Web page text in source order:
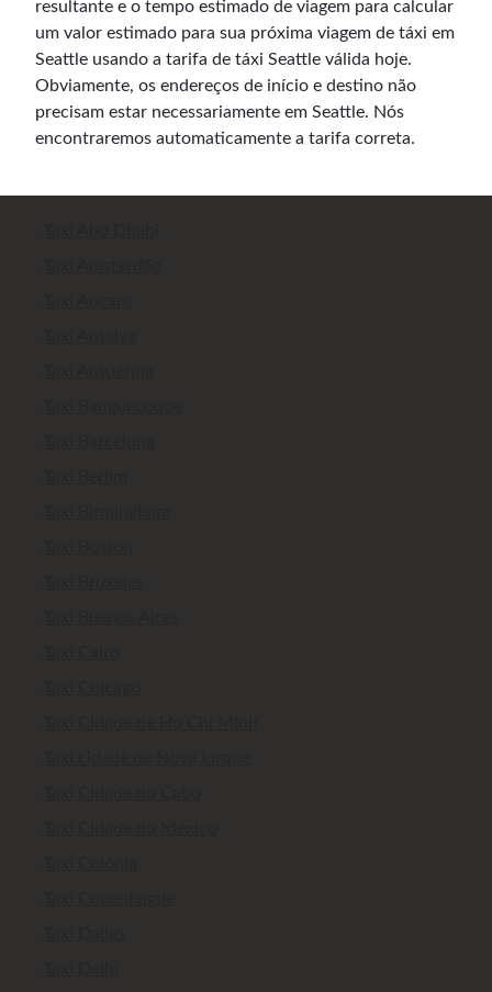
resultante e o tempo estimado de viagem para calcular
um valor estimado para sua próxima viagem de táxi em
Seattle usando a tarifa de táxi Seattle válida hoje.
Obviamente, os endereços de início e destino não
precisam estar necessariamente em Seattle. Nós
encontraremos automaticamente a tarifa correta.